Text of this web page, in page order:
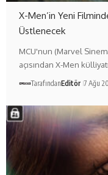
X-Men’in Yeni
Üstlenecek
MCU'nun (Marvel
açısından X-Men
TarafındanEditör 7 Ağu